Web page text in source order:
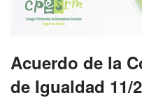
Acuerdo de la
de Igualdad 11/